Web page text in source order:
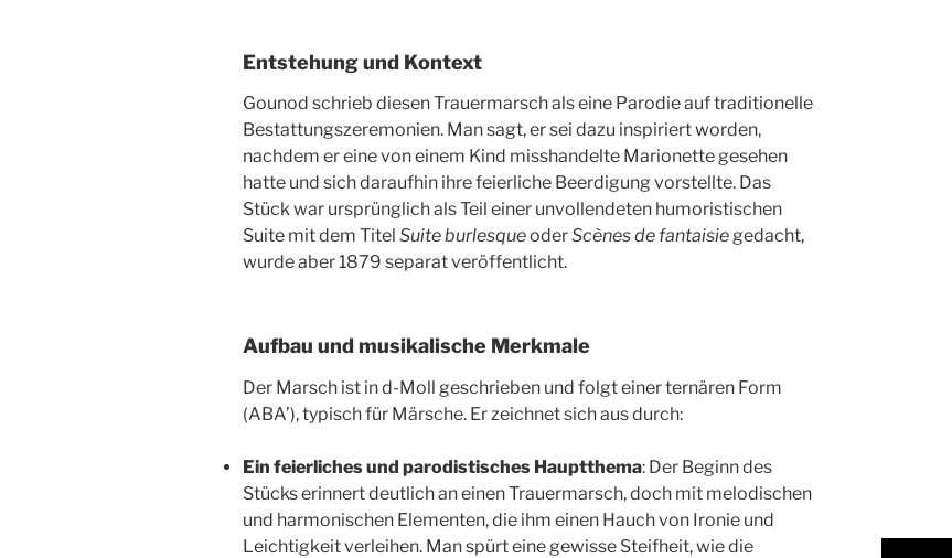
Entstehung und Kontext
Gounod schrieb diesen Trauermarsch als eine Parodie auf traditionelle
Bestattungszeremonien. Man sagt, er sei dazu inspiriert worden,
nachdem er eine von einem Kind misshandelte Marionette gesehen
hatte und sich daraufhin ihre feierliche Beerdigung vorstellte. Das
Stück war ursprünglich als Teil einer unvollendeten humoristischen
Suite mit dem Titel Suite burlesqueoderScènes de fantaisiegedacht,
wurde aber 1879 separat veröffentlicht.
Aufbau und musikalische Merkmale
Der Marsch ist in d-Moll geschrieben und folgt einer ternären Form
(ABA’), typisch für Märsche. Er zeichnet sich aus durch:
Ein feierliches und parodistisches Hauptthema: Der Beginn des
Stücks erinnert deutlich an einen Trauermarsch, doch mit melodischen
und harmonischen Elementen, die ihm einen Hauch von Ironie und
Leichtigkeit verleihen. Man spürt eine gewisse Steifheit, wie die